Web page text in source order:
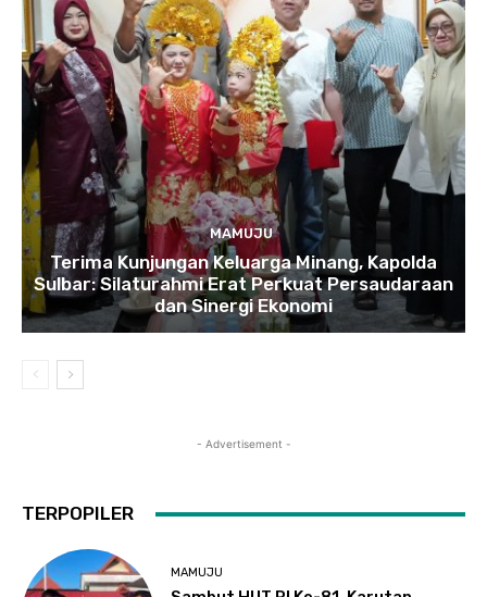
MAMUJU
Terima Kunjungan Keluarga Minang, Kapolda
Sulbar: Silaturahmi Erat Perkuat Persaudaraan
dan Sinergi Ekonomi
- Advertisement -
TERPOPILER
MAMUJU